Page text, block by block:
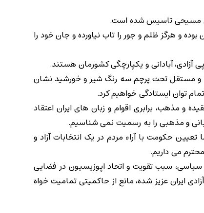
مسیحی تاسیس شده است.
و هرگز ظلم و جور را تاب نیاورده و جان خود را
آبادانی و یکپارچگی کشورمان هستند.
و مستقل تحت پرچم سه رنگ شیر و خورشید نشان
توان ایستادگی خواهیم کرد.
پاریس، آزادی بیان و عقیده و مذهب، برابری اقوام و زبان های ایران اعتقاد
و مذهبی را به رسمیت نمی شناسیم.
حکومت با آراء مردم در یک انتخابات آزاد و
می داریم.
سیاسی، سبب تقویت و اتحاد اپوزیسیون در فضایی
ایران عزیز شده، مانع از حاکمیتی تمامیت خواه